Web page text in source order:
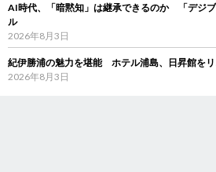
AI時代、「暗黙知」は継承できるのか 「デジ
ル
2026年8月3日
紀伊勝浦の魅力を堪能 ホテル浦島、日昇館を
2026年8月3日